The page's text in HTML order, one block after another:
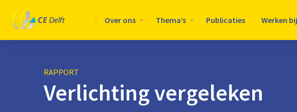
Logo
CE
Delft
Over ons Thema’s Publicaties Werken bij
RAPPORT
Verlichting vergeleken